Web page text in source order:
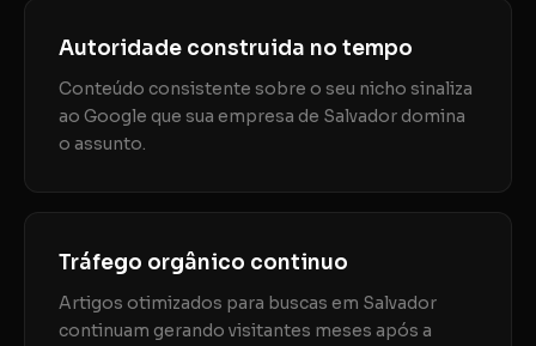
Autoridade construida no tempo
Conteúdo consistente sobre o seu nicho sinaliza
ao Google que sua empresa de Salvador domina
o assunto.
Tráfego orgânico continuo
Artigos otimizados para buscas em Salvador
continuam gerando visitantes meses após a